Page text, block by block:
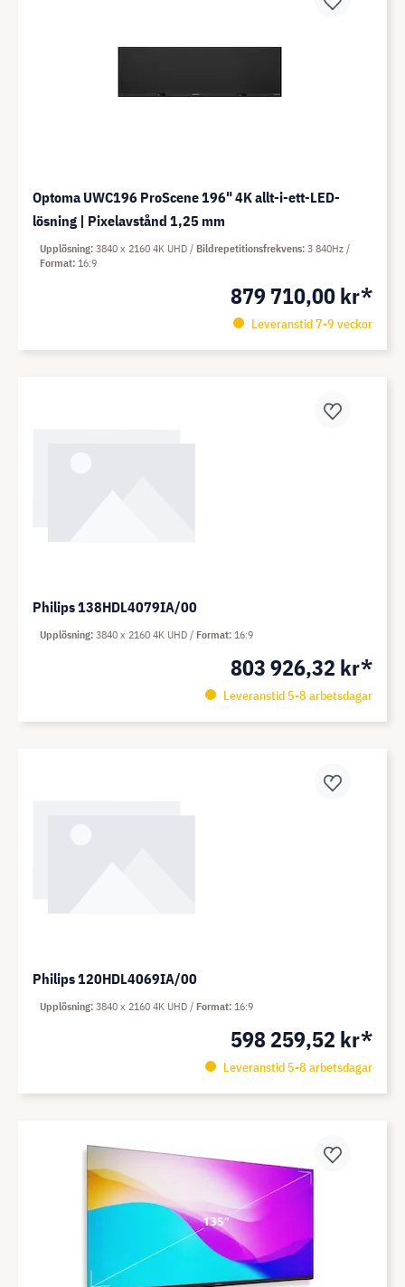
Optoma UWC196 ProScene 196" 4K allt-i-ett-LED-
lösning | Pixelavstånd 1,25 mm
879 710,00 kr*
Leveranstid 7-9 veckor
Upplösning 3840 x 2160 4K UHD Bildrepetitionsfrekvens 3 840Hz
Format 16:9
Philips 138HDL4079IA/00
803 926,32 kr*
Leveranstid 5-8 arbetsdagar
Upplösning 3840 x 2160 4K UHD Format 16:9
Philips 120HDL4069IA/00
598 259,52 kr*
Leveranstid 5-8 arbetsdagar
Upplösning 3840 x 2160 4K UHD Format 16:9